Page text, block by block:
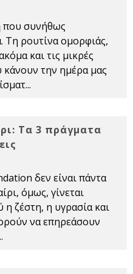
που συνήθως
Τη ρουτίνα ομορφιάς,
και τις μικρές
κάνουν την ημέρα μας
...
Τα 3 πράγματα
δεν είναι πάντα
όμως, γίνεται
ζέστη, η υγρασία και
να επηρεάσουν